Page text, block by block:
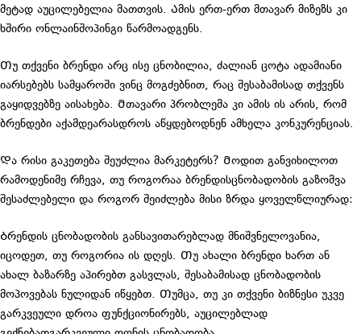
მეტად აუცილებელია მათთვის. Ამის ერთ-ერთ მთავარ მიზეზს კი
ხშირი ონლაინშოპინგი წარმოადგენს.
Თუ თქვენი ბრენდი არც ისე ცნობილია, ძალიან ცოტა ადამიანი
იარსებებს სამყაროში ვინც მოგძებნით, რაც შესაბამისად თქვენს
გაყიდვებზე აისახება. Მთავარი პრობლემა კი ამის ის არის, რომ
ბრენდები აქამდეარასდროს აწყდებოდნენ ამხელა კონკურენციას.
Და რისი გაკეთება შეუძლია მარკეტერს? Მოდით განვიხილოთ
რამოდენიმე რჩევა, თუ როგორაა ბრენდისცნობადობის გაზომვა
შესაძლებელი და როგორ შეიძლება მისი ზრდა ყოველწლიურად:
Ბრენდის ცნობადობის განსავითარებლად მნიშვნელოვანია,
იცოდეთ, თუ როგორია ის დღეს. Თუ ახალი ბრენდი ხართ ან
ახალ ბაზარზე აპირებთ გასვლას, შესაბამისად ცნობადობის
მოპოვებას ნულიდან იწყებთ. Თუმცა, თუ კი თქვენი ბიზნესი უკვე
გარკვეული დროა ფუნქციონირებს, აუცილებლად